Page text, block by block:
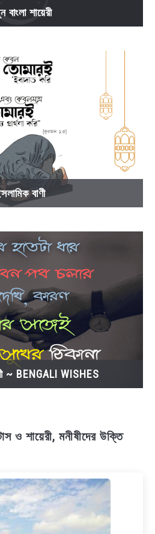
বাংলা শায়েরী
বাণী
~ BENGALI WISHES
ও শায়েরী, মনীষীদের উক্তি